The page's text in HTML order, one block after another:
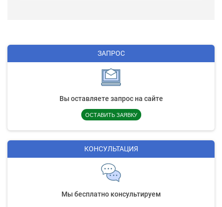
ЗАПРОС
Вы оставляете запрос на сайте
ОСТАВИТЬ ЗАЯВКУ
КОНСУЛЬТАЦИЯ
Мы бесплатно консультируем